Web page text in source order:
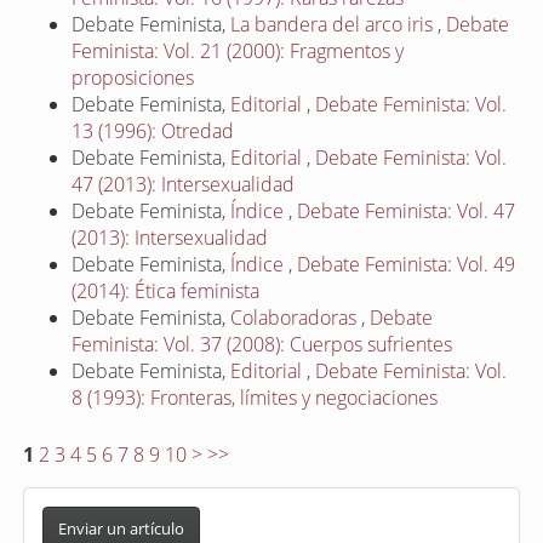
Debate Feminista, La bandera del arco iris , Debate
Feminista: Vol. 21 (2000): Fragmentos y
proposiciones
Debate Feminista, Editorial , Debate Feminista: Vol.
13 (1996): Otredad
Debate Feminista, Editorial , Debate Feminista: Vol.
47 (2013): Intersexualidad
Debate Feminista, Índice , Debate Feminista: Vol. 47
(2013): Intersexualidad
Debate Feminista, Índice , Debate Feminista: Vol. 49
(2014): Ética feminista
Debate Feminista, Colaboradoras , Debate
Feminista: Vol. 37 (2008): Cuerpos sufrientes
Debate Feminista, Editorial , Debate Feminista: Vol.
8 (1993): Fronteras, límites y negociaciones
1 2 3 4 5 6 7 8 9 10 > >>
E
Enviar un artículo